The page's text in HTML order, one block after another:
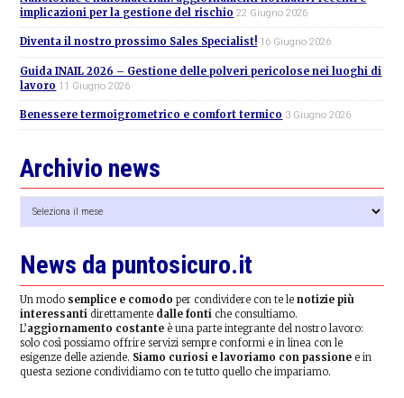
implicazioni per la gestione del rischio 22 Giugno 2026
Diventa il nostro prossimo Sales Specialist! 16 Giugno 2026
Guida INAIL 2026 – Gestione delle polveri pericolose nei luoghi di
lavoro 11 Giugno 2026
Benessere termoigrometrico e comfort termico 3 Giugno 2026
Archivio news
news
News da puntosicuro.it
Un modo semplice e comodo per condividere con te lenotizie più
interessanti direttamente dalle fonti che consultiamo.
L’aggiornamento costante è una parte integrante del nostro lavoro:
solo così possiamo offrire servizi sempre conformi e in linea con le
esigenze delle aziende. Siamo curiosi e lavoriamo con passione e in
questa sezione condividiamo con te tutto quello che impariamo.